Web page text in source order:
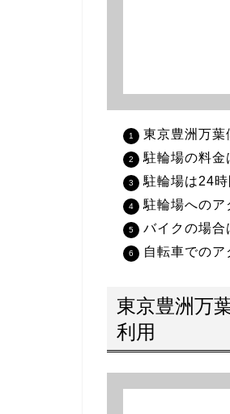
東京豊洲万葉
駐輪場の料金
駐輪場は24
駐輪場へのア
バイクの場合
自転車でのア
東京豊洲万
利用